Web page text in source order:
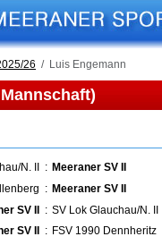
26 Luis Engemann
N. II : Meeraner SV II
: Meeraner SV II
SV II : SV Lok Glauchau/N. II
SV II : FSV 1990 Dennheritz